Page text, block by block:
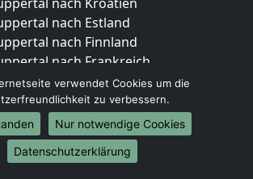
nach Estland
nach Finnland
nach Frankreich
nach Griechenland
nach Italien
nach Liechtenstein
nach Luxemburg
nach Niederlande
verwendet Cookies um die
zu verbessern.
Nur notwendige Cookies
Datenschutzerklärung